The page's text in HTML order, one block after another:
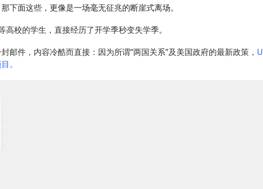
下面这些，更像是一场毫无征兆的断崖式离场。
校的学生，直接经历了开学季秒变失学季。
邮件，内容冷酷而直接：因为所谓“两国关系”及美国政府的最新政策，
。